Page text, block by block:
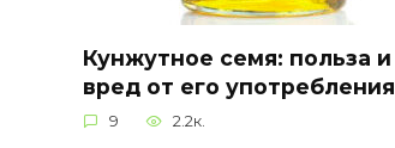
Кунжутное семя: польза и
вред от его употребления
9 2.2к.